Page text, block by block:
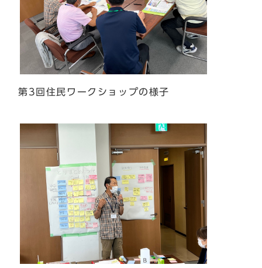
第3回住民ワークショップの様子